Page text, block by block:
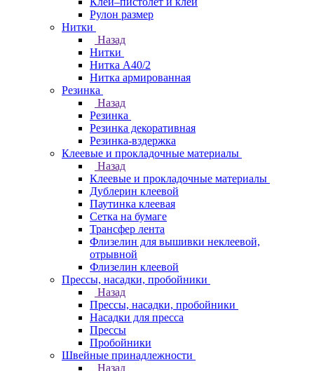
Рулон размер
Нитки
Назад
Нитки
Нитка А40/2
Нитка армированная
Резинка
Назад
Резинка
Резинка декоративная
Резинка-вздержка
Клеевые и прокладочные материалы
Назад
Клеевые и прокладочные материалы
Дублерин клеевой
Паутинка клеевая
Сетка на бумаге
Трансфер лента
Флизелин для вышивки неклеевой,
отрывной
Флизелин клеевой
Прессы, насадки, пробойники
Назад
Прессы, насадки, пробойники
Насадки для пресса
Прессы
Пробойники
Швейные принадлежности
Назад